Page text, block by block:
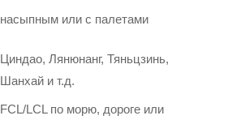
насыпным или с палетами
Циндао, Лянюнанг, Тяньцзинь,
Шанхай и т.д.
FCL/LCL по морю, дороге или